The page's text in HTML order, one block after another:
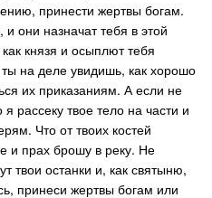
принести жертвы богам.
они назначат тебя в этой
князя и осыплют тебя
на деле увидишь, как хорошо
их приказаниям. А если не
рассеку твое тело на части и
Что от твоих костей
и прах брошу в реку. Не
твои останки и, как святыню,
принеси жертвы богам или